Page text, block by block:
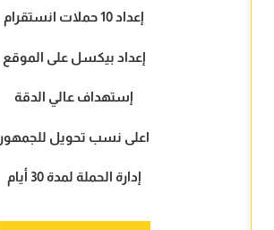
إعداد 10 حملات انستقرام
إعداد بيكسل على الموقع
إستهداف عالي الدقة
اعلى نسب تحويل للجمهور
إدارة الحملة لمدة 30 أيام